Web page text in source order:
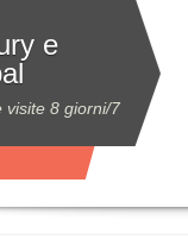
e
visite 8 giorni/7